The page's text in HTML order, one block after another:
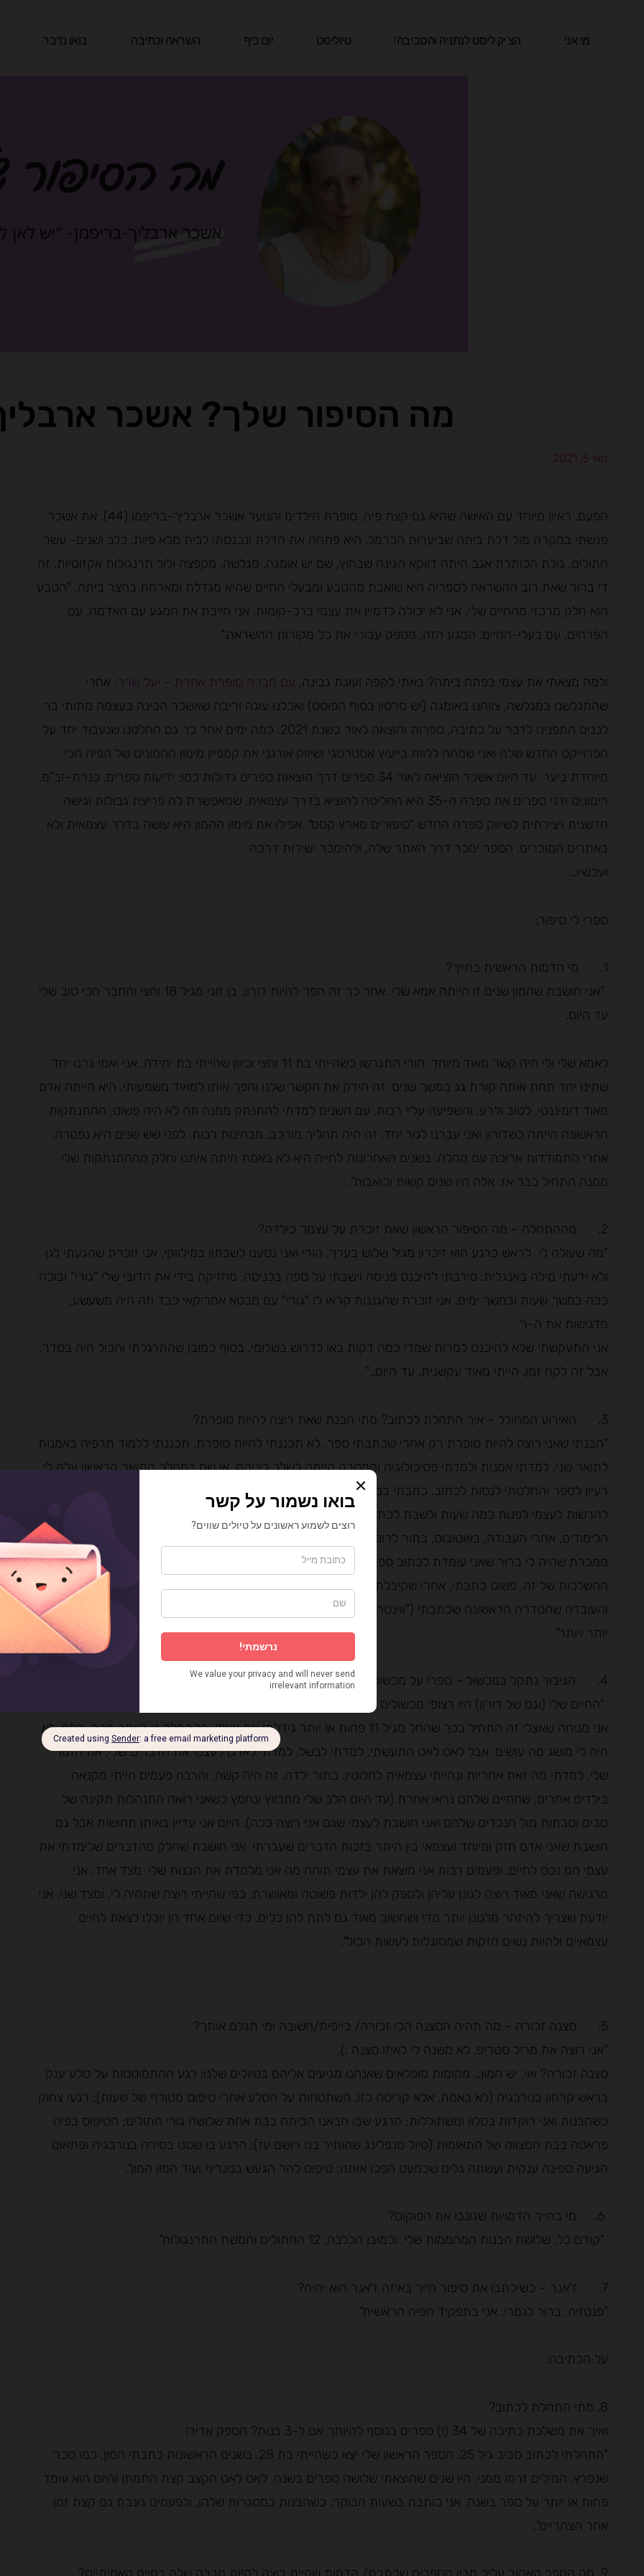
מי אני הצ'יק ליסט לנתניה והסביבה!​ טיוליסט יום כיף השראה וכתיבה בואו נדבר
מה הסיפור שלך? אשכר
מאי 5, 2021
הפעם, ראיון מיוחד עם האישה שהיא גם קצת פיה, סופרת הילדים והנוער אשכר ארבליך-בריפמן (44). את אשכר
פגשתי במקרה מול דלת ביתה שביערות הכרמל. היא פתחה את הדלת ונכנסתי לבית מלא פיות, כלב ושנים- עשר
חתולים. גולת הכותרת אגב היתה דווקא הגינה שבחוץ, שם יש אומגה, מגלשה, מקפצה ולול תרנגולות אקזוטיות. זה
די ברור שאת רוב ההשראה לספריה היא שואבת מהטבע ומבעלי החיים שהיא מגדלת ומארחת בחצר ביתה. "הטבע
הוא חלק מרכזי מהחיים שלי. אני לא יכולה לדמיין את עצמי ברב-קומות. אני חייבת את המגע עם האדמה, עם
הפרחים, עם בעלי-החיים. המגע הזה, מספק עבורי את כל מקורות ההשראה."
ולמה מצאתי את עצמי בפתח ביתה? באתי לקפה ועוגת גבינה, עם חברה סופרת אחרת – יעל שרר. אחרי
שהתגלשנו במגלשה, צווחנו באומגה (יש סרטון בסוף הפוסט) ואכלנו עוגה וריבה שאשכר הכינה בעצמה מתותי בר
לבנים התפנינו לדבר על כתיבה, ספרות והוצאה לאור בשנת 2021. כמה ימים אחר כך גם החלטנו שנעבוד יחד על
הפרוייקט החדש שלה ואני שמחה ללוות בייעוץ אסטרטגי ושיווק אורגני את קמפיין מימון ההמונים של הפיה הכי
מיוחדת ביער. עד היום אשכר הוציאה לאור 34 ספרים דרך הוצאות ספרים גדולות כמו: ידיעות ספרים, כנרת-זב"מ,
רימונים ודני ספרים את ספרה ה-35 היא החליטה להוציא בדרך עצמאית, שמאפשרת לה פריצת גבולות וגישה
חדשנית ויצירתית לשיווק ספרה החדש "סיפורים מארץ קסם". אפילו את מימון ההמון היא עושה בדרך עצמאית ולא
באתרים המוכרים. הספר ימכר דרך האתר שלה, ולהימכר ישירות דרכה.
ועכשיו…
ספרי לי סיפור:
1.
מי הדמות הראשית בחייך?
"אני חושבת שהמון שנים זו הייתה אמא שלי. אחר כך זה הפך להיות דורון, בן זוגי מגיל 18 וחצי והחבר הכי טוב שלי
עד היום.
לאמא שלי ולי היה קשר מאוד מיוחד. הורי התגרשו כשהייתי בת 11 וחצי וכיוון שהייתי בת יחידה, אני ואמי גרנו יחד
שתינו יחד תחת אותה קורת גג במשך שנים. זה הידק את הקשר שלנו והפך אותו למאוד משמעותי. היא הייתה אדם
מאוד דומיננטי, לטוב ולרע, והשפיעה עליי רבות. עם השנים למדתי להתנתק ממנה וזה לא היה פשוט. ההתנתקות
הראשונה הייתה כשדורון ואני עברנו לגור יחד. זה היה תהליך מורכב, מבחינות רבות. לפני שש שנים היא נפטרה,
אחרי התמודדות ארוכה עם מחלה. בשנים האחרונות לחייה היא לא באמת היתה איתנו וחלק מההתנתקות שלי
ממנה התחיל כבר אז. אלה היו שנים קשות וכואבות".
2. מההתחלה – מה הסיפור הראשון שאת זוכרת על עצמך כילדה?
"מה שעולה לי לראש כרגע הוא זיכרון מגיל שלוש בערך. הורי ואני נסענו לשבתון במילווקי. אני זוכרת שהגעתי לגן
ולא ידעתי מילה באנגלית. סירבתי להיכנס פנימה וישבתי על ספה בכניסה, מחזיקה בידי את הדובי שלי "גורי" ובוכה.
ככה במשך שעות ובמשך ימים. אני זוכרת שהגננות קראו לו "גורי" עם מבטא אמריקאי כבד וזה היה משעשע,
מדגישות את ה-ר'.
אני התעקשתי שלא להיכנס למרות שמדי כמה דקות באו לדרוש בשלומי. בסוף כמובן שהתרגלתי והכול היה בסדר,
אבל זה לקח זמן. הייתי מאוד עקשנית. עד היום…"
3. האירוע המחולל – איך התחלת לכתוב? מתי הבנת שאת רוצה להיות סופרת?
"הבנתי שאני רוצה להיות סופרת רק אחרי שכתבתי ספר. לא תכננתי להיות סופרת. תכננתי ללמוד תרפיה באמנות
לתואר שני. למדתי אמנות ולמדתי פסיכולוגיה והמטרה הייתה לשלב ביניהם. אי שם במהלך התואר הראשון עלה לי
רעיון לספר והחלטתי לנסות לכתוב. כתבתי במחברות. זה היה פחות מחייב והייתי כל כך עסוקה שלא יכולתי
להרשות לעצמי לפנות כמה שעות ולשבת לכתוב. אז הייתי כותבת כל פעם קצת, רבע שעה פה ורבע שעה שם, לפני
הלימודים, אחרי העבודה, באוטובוס, בתור לרופא. עד שנוצר ספר. הכתיבה הייתה עבורי כל כך מהנה וכל כך
ממכרת שהיה לי ברור שאני עומדת לכתוב ספר נוסף. עוד לא חשבתי על זה בתור מקצוע, עוד לא חשבתי על
ההשלכות של זה, פשוט כתבתי. אחרי שקיבלתי חוזה לספר הראשון, כבר היה עוד יותר ברור שאני ממשיכה,
והעובדה שהסדרה הראשונה שכתבתי ("ווינטר בלו, ילדת-פיות") הצליחה והקהל ביקש עוד, רק עודדה אותי לכתוב
יותר ויותר".
4. הגיבור נתקל במכשול – ספרי על מכשול שהיה לך בדרך, איך פתרת אותו וצמחת ממנו?
"החיים שלי (וגם של דורון) היו רצופי מכשולים ואנחנו תמיד צוחקים ואומרים שיצאנו מחושלים לגמרי.
אני מניחה שאצלי זה התחיל בכך שהחל מגיל 11 פחות או יותר גידלתי את עצמי. בהתחלה זו הייתה מכה, הלם. לא
היה לי מושג מה עושים. אבל לאט לאט התעשתי, למדתי לבשל, למדתי לארגן לעצמי את הדברים שלי, את הזמן
שלי, למדתי מה זאת אחריות ונהייתי עצמאית לחלוטין. בתור ילדה, זה היה קשה, והרבה פעמים הייתי מקנאה
בילדים אחרים, שהחיים שלהם נראו אחרת (עד היום הלב שלי מתכווץ ונחמץ כשאני רואה התנהלות תקינה של
סבים וסבתות מול הנכדים שלהם ואני חושבת לעצמי שגם אני רוצה ככה). היום אני עדיין באותן תחושות אבל גם
חושבת שאני אדם חזק ומיוחד ועצמאי בין היתר בזכות הדברים שעברתי. אני חושבת שחלק מהדברים שלימדתי את
עצמי הם נכס לחיים, ופעמים רבות אני מוצאת את עצמי תוהה מה אני מלמדת את הבנות שלי. מצד אחד, אני
מרגישה שאני מאוד רוצה לגונן עליהן ולספק להן ילדות פשוטה ומאושרת, כפי שהייתי רוצה שתהיה לי, ומצד שני, אני
יודעת שצריך להיזהר מלגונן יותר מדי ושחשוב מאוד גם לתת להן כלים, כדי שיום אחד הן יוכלו לצאת לחיים
עצמאיים ולהיות נשים חזקות שמסוגלות לעשות הכול".
5. סצנה זכורה – מה תהיה הסצנה הכי זכורה/ כייפית/חשובה ומי תגלם אותך?
"אני רוצה את מריל סטריפ. לא משנה לי לאיזו סצנה :).
סצנה זכורה? אוי, יש המון… מקומות מופלאים שאנחנו מגיעים אליהם בטיולים שלנו: רגע ההתמוטטות על סלע ענק
בראש קרחון בנורבגיה (לא באמת, אלא קריסה כזו, השתטחות על הסלע אחרי טיפוס מטורף של שעות); רגעי צחוק
כשהבנות ואני רוקדות בסלון ומשתוללות; הרגע שבו הבאנו הביתה בבת אחת שלושה גורי חתולים; הטיפוס בפיה
פראטה בבת המצווה של התאומות (טיול סנפלינג שהותיר בנו רושם עז); הרגע בו שטנו בסירה בנורבגיה ופתאום
הגיעה ספינה ענקית ועשתה גלים שכמעט הפכו אותנו; טיפוס להר הגעש בטנריף ועוד המון המון".
"קודם כל, שלושת הבנות המהממות שלי. וכמובן הכלבה, 12 החתולים וחמשת התרנגולות".
7. ז'אנר – כשיכתבו את סיפור חייך באיזה ז'אנר הוא יהיה?
"פנטזיה. ברור לגמרי. אני בתפקיד הפיה הראשית".
על הכתיבה:
8. מתי התחלת לכתוב?
ואיך את משלבת כתיבה של 34 (!) ספרים בנוסף להיותך אם ל-3 בנות? הספק אדיר!
"התחלתי לכתוב סביב גיל 25. הספר הראשון שלי יצא כשהייתי בת 28. בשנים הראשונות כתבתי המון, כמו סכר
שנפרץ, המילים זרמו ממני. היו שנים שהוצאתי שלושה ספרים בשנה. לאט לאט הקצב קצת התמתן והיום הוא עומד
פחות או יותר על ספר בשנה. אני כותבת בשעות הבוקר, כשהבנות במסגרות שלהן, ולפעמים גונבת גם קצת זמן
אחר הצהריים".